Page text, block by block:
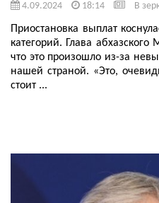
4.09.2024 18:14 В
Приостановка выплат
категорий. Глава
что это произошло из-за
нашей страной. «Это,
стоит ...